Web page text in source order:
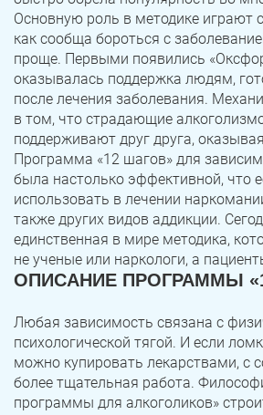
Основную роль в методике играют
как сообща бороться с
проще. Первыми появились
оказывалась поддержка людям,
после лечения заболевания.
в том, что страдающие
поддерживают друг друга,
Программа «12 шагов» для
была настолько эффективной, что
использовать в лечении
также других видов аддикции.
единственная в мире методика,
не ученые или наркологи, а
ОПИСАНИЕ ПРОГРАММЫ
Любая зависимость связана с
психологической тягой. И если
можно купировать лекарствами, с
более тщательная работа.
программы для алкоголиков»